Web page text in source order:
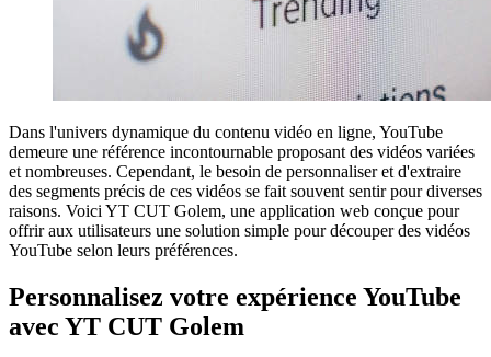
Dans l'univers dynamique du contenu vidéo en ligne, YouTube
demeure une référence incontournable proposant des vidéos variées
et nombreuses. Cependant, le besoin de personnaliser et d'extraire
des segments précis de ces vidéos se fait souvent sentir pour diverses
raisons. Voici YT CUT Golem, une application web conçue pour
offrir aux utilisateurs une solution simple pour découper des vidéos
YouTube selon leurs préférences.
Personnalisez votre expérience YouTube
avec YT CUT Golem